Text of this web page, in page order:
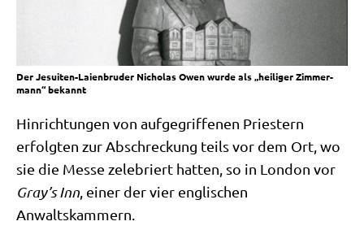
Der Jesui­ten-Lai­en­bru­der Nicho­las Owen wur­de als „hei­li­ger Zim­mer­
mann“ bekannt
Hin­rich­tun­gen von auf­ge­grif­fe­nen Prie­stern
erfolg­ten zur Abschreckung teils vor dem Ort, wo
sie die Mes­se zele­briert hat­ten, so in Lon­don vor
Gray’s Inn , einer der vier eng­li­schen
Anwaltskammern.